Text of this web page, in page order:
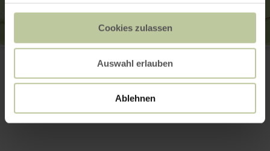
Cookies zulassen
Auswahl erlauben
Ablehnen
Rastplatz am Eifelsteig "Op em Demer" Dedenborn
Auf dem Demer (Eifelsteig Etappe 3)
Plan your arrival